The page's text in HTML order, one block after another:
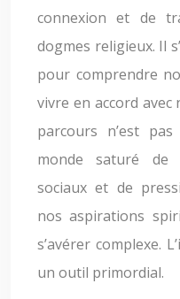
connexion et de
dogmes religieux. Il
pour comprendre
vivre en accord avec
parcours n’est
monde saturé de
sociaux et de
nos aspirations
s’avérer complexe.
un outil primordial.